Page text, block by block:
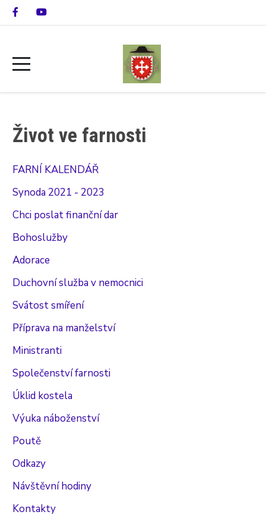
Život ve farnosti
FARNÍ KALENDÁŘ
Synoda 2021 - 2023
Chci poslat finanční dar
Bohoslužby
Adorace
Duchovní služba v nemocnici
Svátost smíření
Příprava na manželství
Ministranti
Společenství farnosti
Úklid kostela
Výuka náboženství
Poutě
Odkazy
Návštěvní hodiny
Kontakty